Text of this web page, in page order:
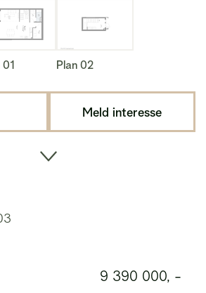
01 Plan 02
9 390 000, -
Meld interesse